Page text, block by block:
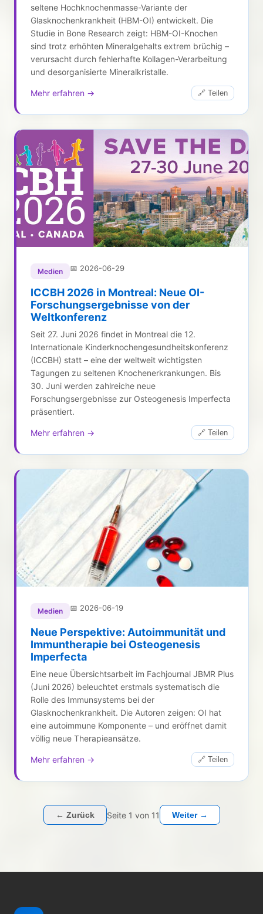
seltene Hochknochenmasse-Variante der
Glasknochenkrankheit (HBM-OI) entwickelt. Die
Studie in Bone Research zeigt: HBM-OI-Knochen
sind trotz erhöhten Mineralgehalts extrem brüchig –
verursacht durch fehlerhafte Kollagen-Verarbeitung
und desorganisierte Mineralkristalle.
Mehr erfahren → 🔗 Teilen
Medien 📅 2026-06-29
ICCBH 2026 in Montreal: Neue OI-
Forschungsergebnisse von der
Weltkonferenz
Seit 27. Juni 2026 findet in Montreal die 12.
Internationale Kinderknochengesundheitskonferenz
(ICCBH) statt – eine der weltweit wichtigsten
Tagungen zu seltenen Knochenerkrankungen. Bis
30. Juni werden zahlreiche neue
Forschungsergebnisse zur Osteogenesis Imperfecta
präsentiert.
Mehr erfahren → 🔗 Teilen
Medien 📅 2026-06-19
Neue Perspektive: Autoimmunität und
Immuntherapie bei Osteogenesis
Imperfecta
Eine neue Übersichtsarbeit im Fachjournal JBMR Plus
(Juni 2026) beleuchtet erstmals systematisch die
Rolle des Immunsystems bei der
Glasknochenkrankheit. Die Autoren zeigen: OI hat
eine autoimmune Komponente – und eröffnet damit
völlig neue Therapieansätze.
Mehr erfahren → 🔗 Teilen
← Zurück Seite 1 von 11 Weiter →